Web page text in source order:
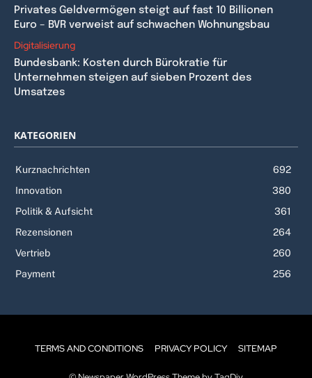
Privates Geldvermögen steigt auf fast 10 Billionen
Euro – BVR verweist auf schwachen Wohnungsbau
Digitalisierung
Bundesbank: Kosten durch Bürokratie für
Unternehmen steigen auf sieben Prozent des
Umsatzes
KATEGORIEN
Kurznachrichten
692
Innovation
380
Politik & Aufsicht
361
Rezensionen
264
Vertrieb
260
Payment
256
TERMS AND CONDITIONS PRIVACY POLICY SITEMAP